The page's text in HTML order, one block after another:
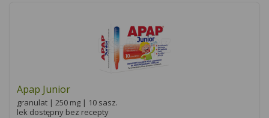
Apap Junior
granulat | 250 mg | 10 sasz.
lek dostępny bez recepty